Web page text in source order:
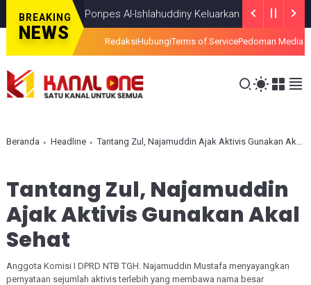
BREAKING
NEWS
Ponpes Al-Ishlahuddiny Keluarkan Maklumlat HEADLINE
RedaksiHubungiTerms of ServicePedoman Media
Beranda Headline Tantang Zul, Najamuddin Ajak Aktivis Gunakan Akal Sehat
Tantang Zul, Najamuddin
Ajak Aktivis Gunakan Akal
Sehat
Anggota Komisi I DPRD NTB TGH. Najamuddin Mustafa menyayangkan
pernyataan sejumlah aktivis terlebih yang membawa nama besar